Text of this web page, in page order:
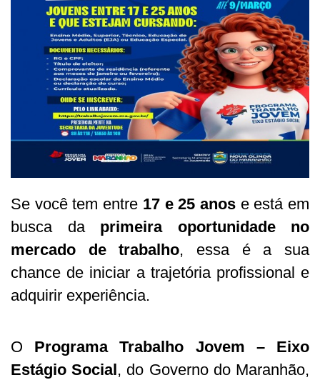
Se você tem entre 17 e 25 anose está em
busca da primeira oportunidade no
mercado de trabalho, essa é a sua
chance de iniciar a trajetória profissional e
adquirir experiência.
O Programa Trabalho Jovem – Eixo
Estágio Social , do Governo do Maranhão,